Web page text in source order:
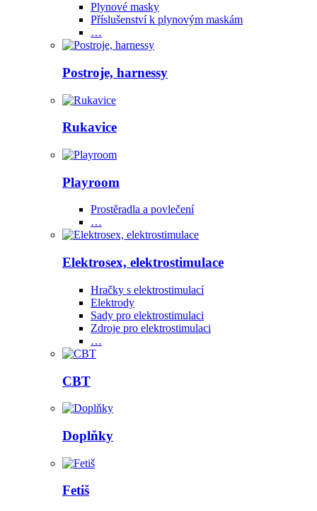
Plynové masky
Příslušenství k plynovým maskám
…
Postroje, harnessy
Rukavice
Playroom
Prostěradla a povlečení
…
Elektrosex, elektrostimulace
Hračky s elektrostimulací
Elektrody
Sady pro elektrostimulaci
Zdroje pro elektrostimulaci
…
CBT
Doplňky
Fetiš